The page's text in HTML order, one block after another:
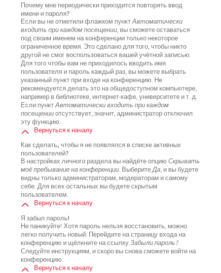
Почему мне периодически приходится повторять ввод
имени и пароля?
Если вы не отметили флажком пунктАвтоматически
входить при каждом посещении, вы сможете оставаться
под своим именем на конференции только некоторое
ограниченное время. Это сделано для того, чтобы никто
другой не смог воспользоваться вашей учётной записью.
Для того чтобы вам не приходилось вводить имя
пользователя и пароль каждый раз, вы можете выбрать
указанный пункт при входе на конференцию. Не
рекомендуется делать это на общедоступном компьютере,
например в библиотеке, интернет-кафе, университете и т. д.
Если пунктАвтоматически входить при каждом
посещенииотсутствует, значит, администратор отключил
эту функцию.
Вернуться к началу
Как сделать, чтобы я не появлялся в списке активных
пользователей?
В настройках личного раздела вы найдёте опциюСкрывать
моё пребывание на конференции. ВыберитеДа, и вы будете
видны только администраторам, модераторам и самому
себе. Для всех остальных вы будете скрытым
пользователем.
Вернуться к началу
Я забыл пароль!
Не паникуйте! Хотя пароль нельзя восстановить, можно
легко получить новый. Перейдите на страницу входа на
конференцию и щёлкните на ссылкуЗабыли пароль?.
Следуйте инструкциям, и скоро вы снова сможете войти на
конференцию.
Вернуться к началу